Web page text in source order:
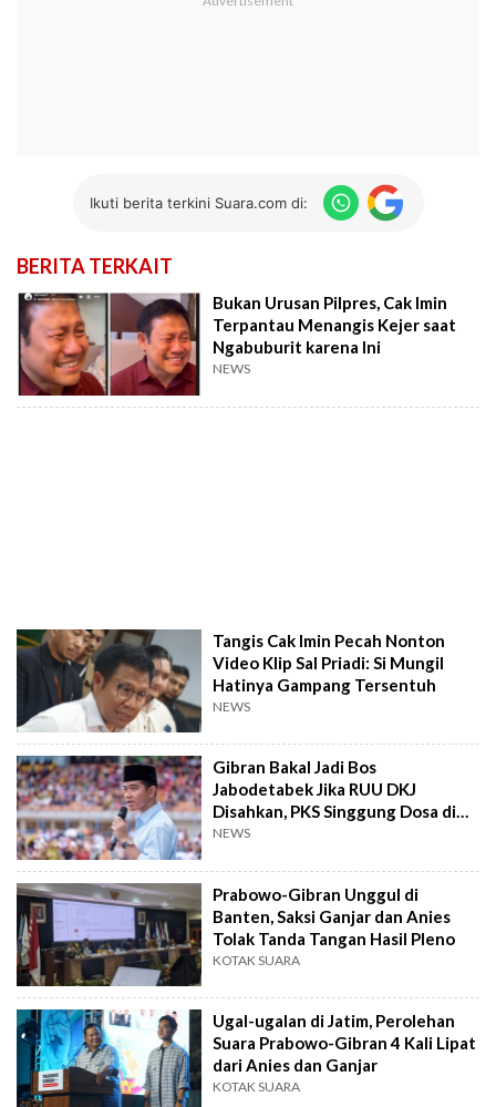
Ikuti berita terkini Suara.com di:
BERITA TERKAIT
Bukan Urusan Pilpres, Cak Imin
Terpantau Menangis Kejer saat
Ngabuburit karena Ini
NEWS
Tangis Cak Imin Pecah Nonton
Video Klip Sal Priadi: Si Mungil
Hatinya Gampang Tersentuh
NEWS
Gibran Bakal Jadi Bos
Jabodetabek Jika RUU DKJ
Disahkan, PKS Singgung Dosa di
MK
NEWS
Prabowo-Gibran Unggul di
Banten, Saksi Ganjar dan Anies
Tolak Tanda Tangan Hasil Pleno
KOTAK SUARA
Ugal-ugalan di Jatim, Perolehan
Suara Prabowo-Gibran 4 Kali Lipat
dari Anies dan Ganjar
KOTAK SUARA